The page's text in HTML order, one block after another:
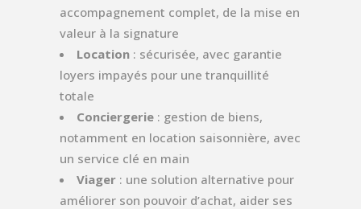
accompagnement complet, de la mise en
valeur à la signature
Location : sécurisée, avec garantie
loyers impayés pour une tranquillité
totale
Conciergerie : gestion de biens,
notamment en location saisonnière, avec
un service clé en main
Viager : une solution alternative pour
améliorer son pouvoir d’achat, aider ses